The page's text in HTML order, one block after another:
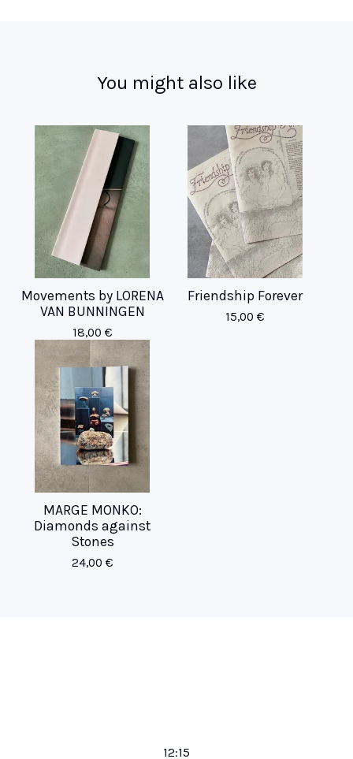
You might also like
Movements by LORENA
VAN BUNNINGEN
18,00 €
Friendship Forever
15,00 €
MARGE MONKO:
Diamonds against
Stones
24,00 €
12:15